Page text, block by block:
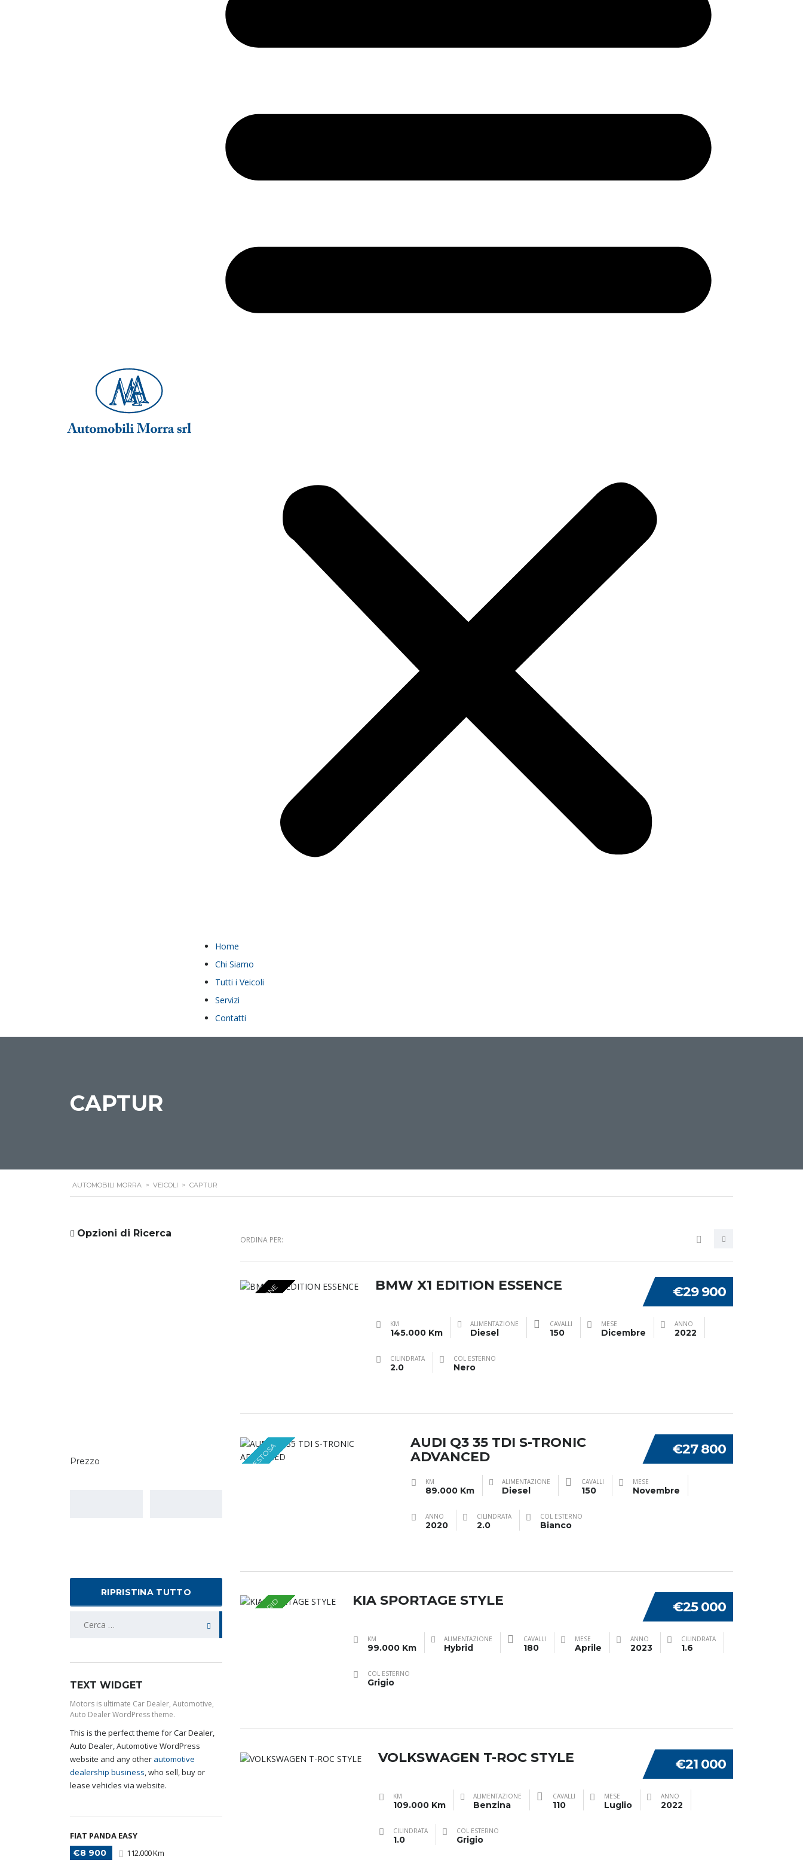
Home
Chi Siamo
Tutti i Veicoli
Servizi
Contatti
CAPTUR
AUTOMOBILI MORRA > VEICOLI > CAPTUR
Opzioni di Ricerca
Prezzo
RIPRISTINA TUTTO
TEXT WIDGET
Motors is ultimate Car Dealer, Automotive,
Auto Dealer WordPress theme.
This is the perfect theme for Car Dealer,
Auto Dealer, Automotive WordPress
website and any other automotive
dealership business, who sell, buy or
lease vehicles via website.
FIAT PANDA EASY
€8 900
112.000 Km
ORDINA PER:
OCCASIONE €29 900
BMW X1 EDITION ESSENCE
KM
145.000 Km
ALIMENTAZIONE
Diesel
CAVALLI
150
MESE
Dicembre
ANNO
2022
CILINDRATA
2.0
COL ESTERNO
Nero
MAESTOSA €27 800
AUDI Q3 35 TDI S-TRONIC
ADVANCED
KM
89.000 Km
ALIMENTAZIONE
Diesel
CAVALLI
150
MESE
Novembre
ANNO
2020
CILINDRATA
2.0
COL ESTERNO
Bianco
FULL HYBRID €25 000
KIA SPORTAGE STYLE
KM
99.000 Km
ALIMENTAZIONE
Hybrid
CAVALLI
180
MESE
Aprile
ANNO
2023
CILINDRATA
1.6
COL ESTERNO
Grigio
€21 000
VOLKSWAGEN T-ROC STYLE
KM
109.000 Km
ALIMENTAZIONE
Benzina
CAVALLI
110
MESE
Luglio
ANNO
2022
CILINDRATA
1.0
COL ESTERNO
Grigio